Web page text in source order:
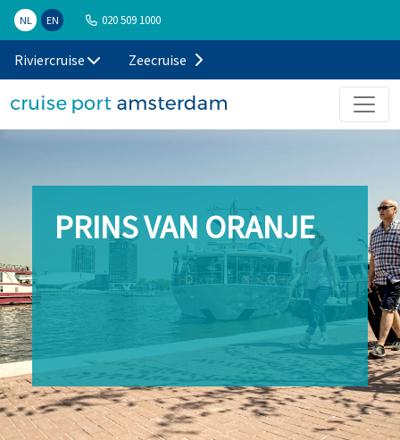
NL EN 020 509 1000
Riviercruise Zeecruise
PRINS VAN ORANJE